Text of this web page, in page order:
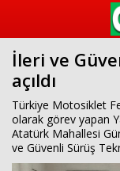
İleri ve
açıldı
Türkiye Motosiklet
olarak görev yapan
Atatürk Mahallesi
ve Güvenli Sürüş